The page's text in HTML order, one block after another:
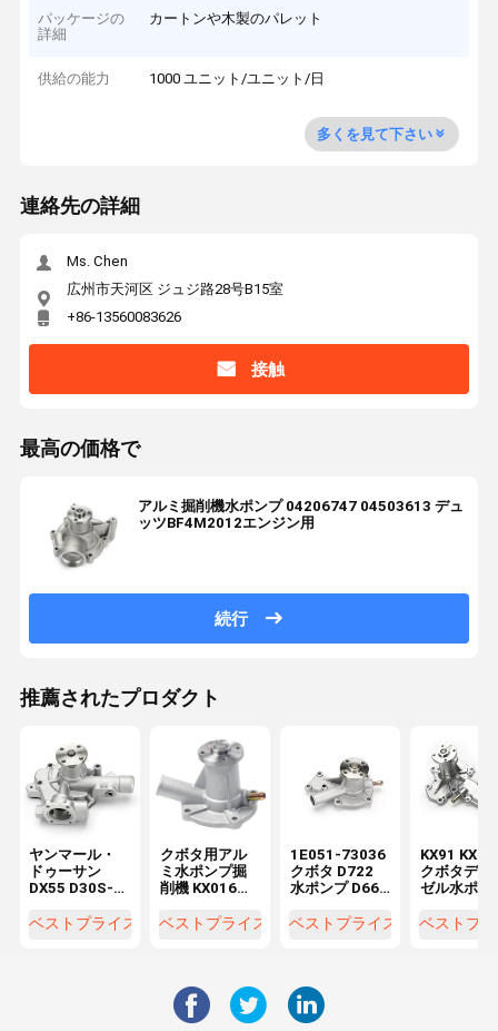
パッケージの
詳細
カートンや木製のパレット
供給の能力 1000 ユニット/ユニット/日
多くを見て下さい
連絡先の詳細
Ms. Chen
広州市天河区 ジュジ路28号B15室
+86-13560083626
接触
最高の価格で
アルミ掘削機水ポンプ 04206747 04503613 デュ
ッツBF4M2012エンジン用
続行
推薦されたプロダクト
ヤンマール・
ドゥーサン
DX55 D30S-5
水ポンプ
ベストプライス
クボタ用アル
ミ水ポンプ掘
削機 KX016
D782
ベストプライス
1E051-73036
クボタ D722
水ポンプ D662
ンジン 7509-
ベストプライス
KX91
クボタディ
ゼル水ポン
1A051-
ベストプ